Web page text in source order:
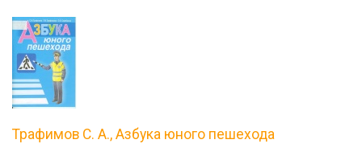
Трафимов С. А., Азбука юного пешехода